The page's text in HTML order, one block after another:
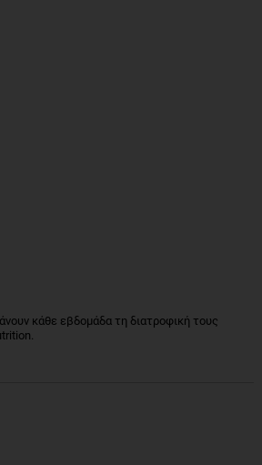
κάθε εβδομάδα τη διατροφική τους